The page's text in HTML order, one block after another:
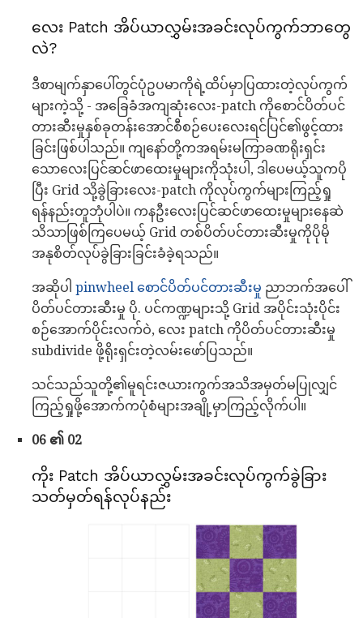
လေး Patch အိပ်ယာလွှမ်းအခင်းလုပ်ကွက်ဘာတွေ
လဲ?
ဒီစာမျက်နှာပေါ်တွင်ပုံဥပမာကိုရဲ့ထိပ်မှာပြထားတဲ့လုပ်ကွက်
များကဲ့သို့ - အခြေခံအကျဆုံးလေး-patch ကိုစောင်ပိတ်ပင်
တားဆီးမှုနှစ်ခုတန်းအောင်စီစဉ်ပေးလေးရင်ပြင်၏ဖွင့်ထား
ခြင်းဖြစ်ပါသည်။ ကျနော်တို့ကအရမ်းမကြာခဏရိုးရှင်း
သောလေးပြင်ဆင်ဖာထေးမှုများကိုသုံးပါ, ဒါပေမယ့်သူကပို
ပြီး Grid သို့ခွဲခြားလေး-patch ကိုလုပ်ကွက်များကြည့်ရှု
ရန်နည်းတူဘုံပါပဲ။ ကနဦးလေးပြင်ဆင်ဖာထေးမှုများနေဆဲ
သိသာဖြစ်ကြပေမယ့် Grid တစ်ပိတ်ပင်တားဆီးမှုကိုပိုမို
အနုစိတ်လုပ်ခွဲခြားခြင်းခံခဲ့ရသည်။
အဆိုပါ pinwheel စောင်ပိတ်ပင်တားဆီးမှု ညာဘက်အပေါ်
ပိတ်ပင်တားဆီးမှု ပို. ပင်ကဏ္ဍများသို့ Grid အပိုင်းသုံးပိုင်း
စဉ်အောက်ပိုင်းလက်ဝဲ, လေး patch ကိုပိတ်ပင်တားဆီးမှု
subdivide ဖို့ရိုးရှင်းတဲ့လမ်းဖော်ပြသည်။
သင်သည်သူတို့၏မူရင်းဇယားကွက်အသိအမှတ်မပြုလျှင်
ကြည့်ရှုဖို့အောက်ကပုံစံများအချို့မှာကြည့်လိုက်ပါ။
06 ၏ 02
ကိုး Patch အိပ်ယာလွှမ်းအခင်းလုပ်ကွက်ခွဲခြား
သတ်မှတ်ရန်လုပ်နည်း